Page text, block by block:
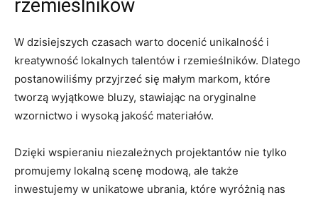
rzemieślników
W dzisiejszych czasach warto‌ docenić ‌unikalność i
kreatywność lokalnych ​talentów i rzemieślników. Dlatego​
postanowiliśmy przyjrzeć się‌ małym markom, ⁢które
tworzą wyjątkowe bluzy, stawiając na oryginalne
wzornictwo i wysoką jakość materiałów.
Dzięki wspieraniu niezależnych projektantów nie ⁢tylko
promujemy lokalną scenę modową, ale także
inwestujemy w‍ unikatowe ubrania, które wyróżnią nas